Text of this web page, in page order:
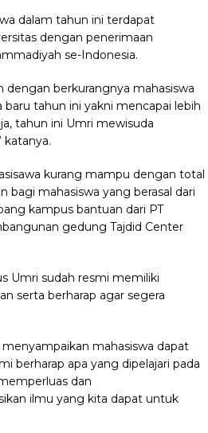
dalam tahun ini terdapat
dengan penerimaan
se-Indonesia.
dengan berkurangnya mahasiswa
tahun ini yakni mencapai lebih
tahun ini Umri mewisuda
katanya.
kurang mampu dengan total
bagi mahasiswa yang berasal dari
kampus bantuan dari PT
gedung Tajdid Center
Umri sudah resmi memiliki
serta berharap agar segera
mahasiswa dapat
berharap apa yang dipelajari pada
dan
ilmu yang kita dapat untuk